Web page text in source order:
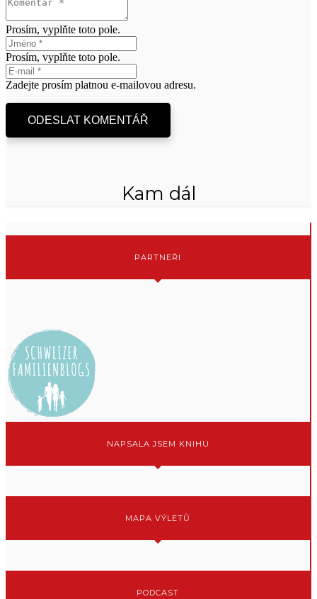
Prosím, vyplňte toto pole.
Prosím, vyplňte toto pole.
Zadejte prosím platnou e-mailovou adresu.
ODESLAT KOMENTÁŘ
Kam dál
PARTNEŘI
NAPSALA JSEM KNIHU
MAPA VÝLETŮ
PODCAST